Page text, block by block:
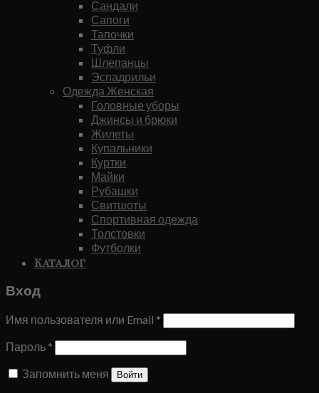
Сандали
Сапоги
Тапочки
Туфли
Шлепанцы
Эспадрильи
Одежда Женская
Головные уборы
Джинсы и брюки
Жилеты
Купальники
Куртки
Майки
Рубашки
Свитшоты
Спортивная одежда
Толстовки
Футболки
Каталог
Вход
Имя пользователя или Email *
Пароль *
Запомнить меня
Войти